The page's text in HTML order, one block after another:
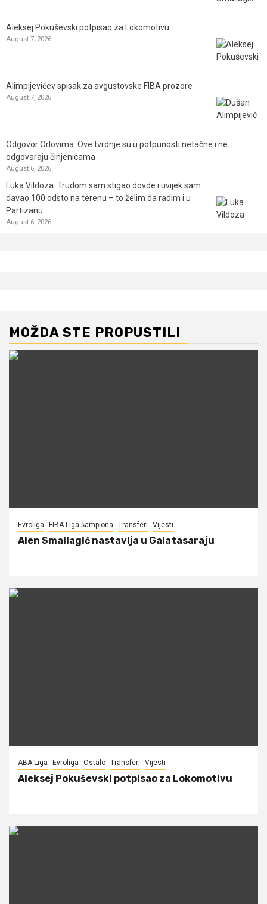
Aleksej Pokuševski potpisao za Lokomotivu
August 7, 2026
Alimpijevićev spisak za avgustovske FIBA prozore
August 7, 2026
Odgovor Orlovima: ​Ove tvrdnje su u potpunosti netačne i ne
odgovaraju činjenicama
August 6, 2026
Luka Vildoza: Trudom sam stigao dovde i uvijek sam
davao 100 odsto na terenu – to želim da radim i u
Partizanu
August 6, 2026
MOŽDA STE PROPUSTILI
Evroliga FIBA Liga šampiona Transferi Vijesti
Alen Smailagić nastavlja u Galatasaraju
ABA Liga Evroliga Ostalo Transferi Vijesti
Aleksej Pokuševski potpisao za Lokomotivu